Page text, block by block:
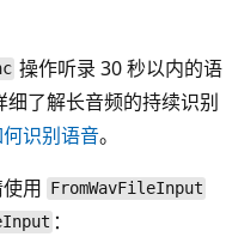
操作听录 30 秒以内的语
了解长音频的持续识别
识别语音。
用 FromWavFileInput
：